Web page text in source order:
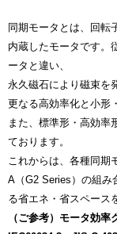
同期モータとは、回転
内蔵したモータです。
ータと違い、
永久磁石により磁束を
更なる高効率化と小形
また、標準形・高効率
ております。
これからは、各種同期
A（G2 Series）の組み
る省エネ・省スペース
（ご参考）モータ効率